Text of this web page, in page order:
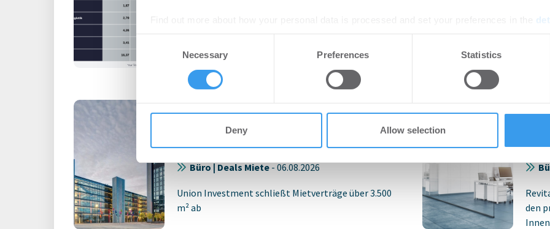
We use cookies to personalise content and ads, to provide social media features and to
other information that you’ve provided to them or that they’ve collected from your use of their
Necessary Preferences Statistics
Deny Allow selection
Büromieter verlängern und
expandieren im Stuttgarter
Technologiepark STEP
Büro | Deals Miete - 06.08.2026
Union Investment schließt Mietverträge über 3.500
m² ab
den